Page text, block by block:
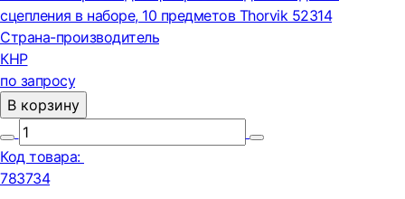
сцепления в наборе, 10 предметов Thorvik 52314
Страна-производитель
КНР
по запросу
В корзину
Код товара:
783734